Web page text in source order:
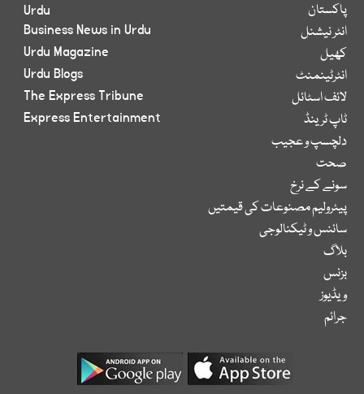
پاکستان
انٹر نیشنل
کھیل
انٹرٹینمنٹ
لائف اسٹائل
ٹاپ ٹرینڈ
دلچسپ و عجیب
صحت
سونے کے نرخ
پیٹرولیم مصنوعات کی قیمتیں
سائنس و ٹیکنالوجی
بلاگ
بزنس
ویڈیوز
جرائم
Urdu
Business News in Urdu
Urdu Magazine
Urdu Blogs
The Express Tribune
Express Entertainment